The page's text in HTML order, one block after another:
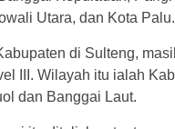
Utara, dan Kota Palu.
di Sulteng,
III. Wilayah itu ialah
dan Banggai Laut.